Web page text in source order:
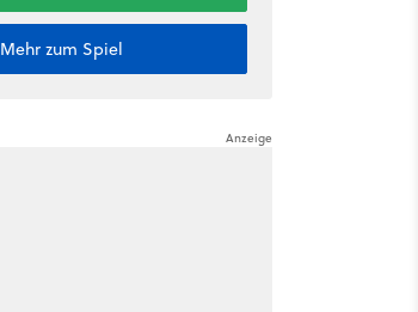
Mehr zum Spiel